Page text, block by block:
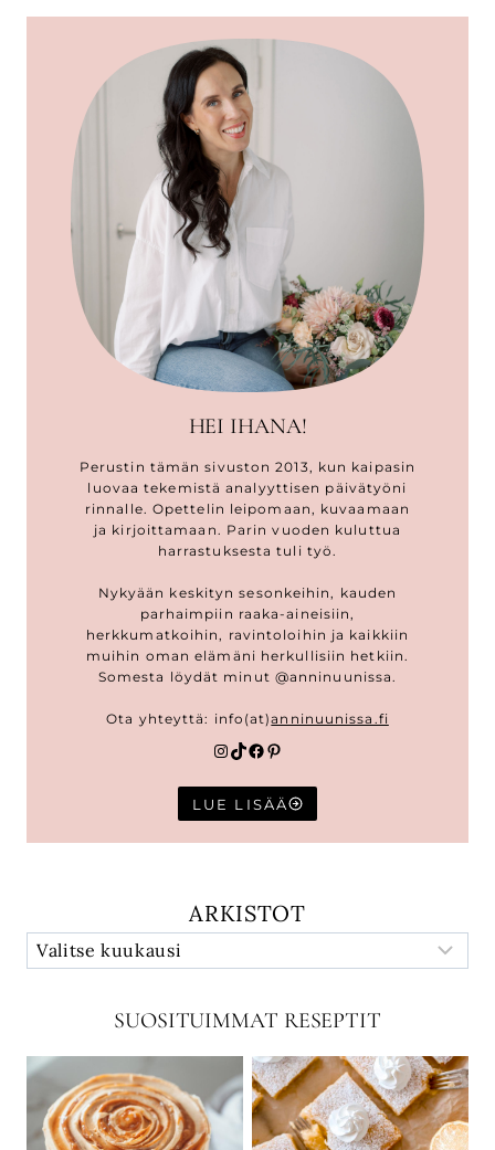
HEI IHANA!
Perustin tämän sivuston 2013, kun kaipasin
luovaa tekemistä analyyttisen päivätyöni
rinnalle. Opettelin leipomaan, kuvaamaan
ja kirjoittamaan. Parin vuoden kuluttua
harrastuksesta tuli työ.
Nykyään keskityn sesonkeihin, kauden
parhaimpiin raaka-aineisiin,
herkkumatkoihin, ravintoloihin ja kaikkiin
muihin oman elämäni herkullisiin hetkiin.
Somesta löydät minut @anninuunissa.
Ota yhteyttä: info(at)anninuunissa.fi
Instagram
TikTok
Facebook
Pinterest
LUE LISÄÄ
ARKISTOT
SUOSITUIMMAT RESEPTIT